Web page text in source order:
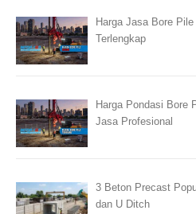
Harga Jasa Bore
Terlengkap
Harga Pondasi Bore
Jasa Profesional
3 Beton Precast
dan U Ditch